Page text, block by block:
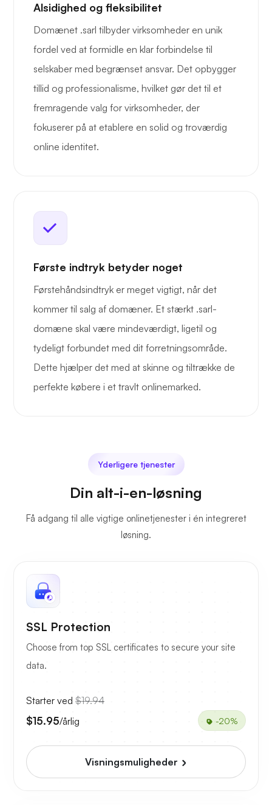
Alsidighed og fleksibilitet
Domænet .sarl tilbyder virksomheder en unik
fordel ved at formidle en klar forbindelse til
selskaber med begrænset ansvar. Det opbygger
tillid og professionalisme, hvilket gør det til et
fremragende valg for virksomheder, der
fokuserer på at etablere en solid og troværdig
online identitet.
Første indtryk betyder noget
Førstehåndsindtryk er meget vigtigt, når det
kommer til salg af domæner. Et stærkt .sarl-
domæne skal være mindeværdigt, ligetil og
tydeligt forbundet med dit forretningsområde.
Dette hjælper det med at skinne og tiltrække de
perfekte købere i et travlt onlinemarked.
Yderligere tjenester
Din alt-i-en-løsning
Få adgang til alle vigtige onlinetjenester i én integreret
løsning.
SSL Protection
Choose from top SSL certificates to secure your site
data.
Starter ved $19.94
$15.95/årlig -20%
Visningsmuligheder